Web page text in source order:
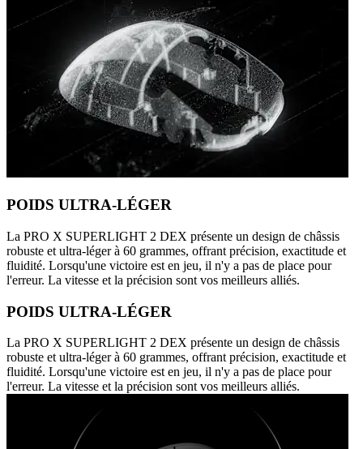
POIDS ULTRA-LÉGER
La PRO X SUPERLIGHT 2 DEX présente un design de châssis
robuste et ultra-léger à 60 grammes, offrant précision, exactitude et
fluidité. Lorsqu'une victoire est en jeu, il n'y a pas de place pour
l'erreur. La vitesse et la précision sont vos meilleurs alliés.
POIDS ULTRA-LÉGER
La PRO X SUPERLIGHT 2 DEX présente un design de châssis
robuste et ultra-léger à 60 grammes, offrant précision, exactitude et
fluidité. Lorsqu'une victoire est en jeu, il n'y a pas de place pour
l'erreur. La vitesse et la précision sont vos meilleurs alliés.